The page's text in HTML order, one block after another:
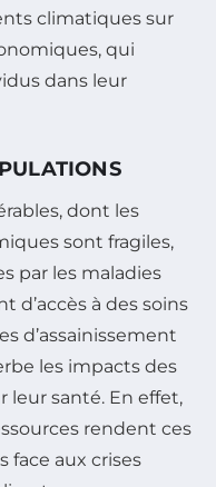
climatiques sur
qui
dans leur
dont les
sont fragiles,
par les maladies
d’accès à des soins
d’assainissement
les impacts des
santé. En effet,
rendent ces
face aux crises